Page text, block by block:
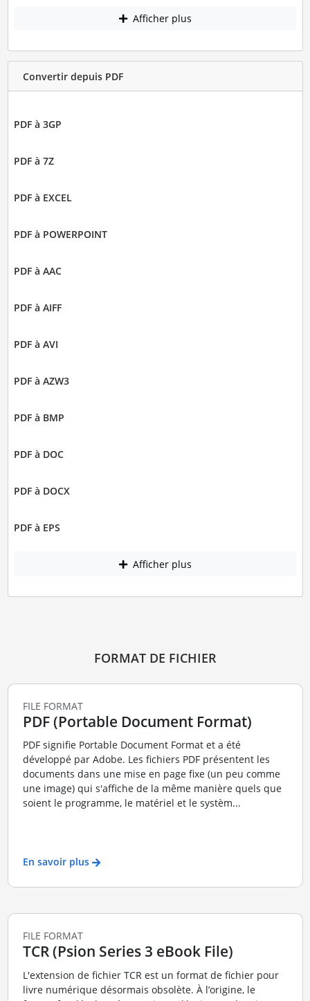
Afficher plus
Convertir depuis PDF
PDF à 3GP
PDF à 7Z
PDF à EXCEL
PDF à POWERPOINT
PDF à AAC
PDF à AIFF
PDF à AVI
PDF à AZW3
PDF à BMP
PDF à DOC
PDF à DOCX
PDF à EPS
Afficher plus
FORMAT DE FICHIER
FILE FORMAT
PDF (Portable Document Format)
PDF signifie Portable Document Format et a été
développé par Adobe. Les fichiers PDF présentent les
documents dans une mise en page fixe (un peu comme
une image) qui s'affiche de la même manière quels que
soient le programme, le matériel et le systèm...
En savoir plus
FILE FORMAT
TCR (Psion Series 3 eBook File)
L'extension de fichier TCR est un format de fichier pour
livre numérique désormais obsolète. À l’origine, le